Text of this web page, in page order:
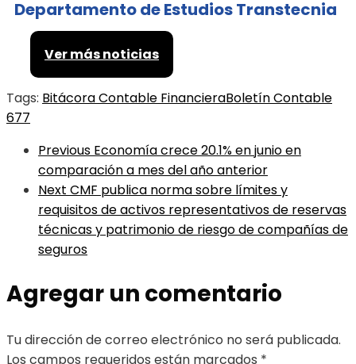
Departamento de Estudios Transtecnia
Ver más noticias
Tags: Bitácora Contable FinancieraBoletín Contable
677
Previous Economía crece 20.1% en junio en
comparación a mes del año anterior
Next CMF publica norma sobre límites y
requisitos de activos representativos de reservas
técnicas y patrimonio de riesgo de compañías de
seguros
Agregar un comentario
Tu dirección de correo electrónico no será publicada.
Los campos requeridos están marcados *